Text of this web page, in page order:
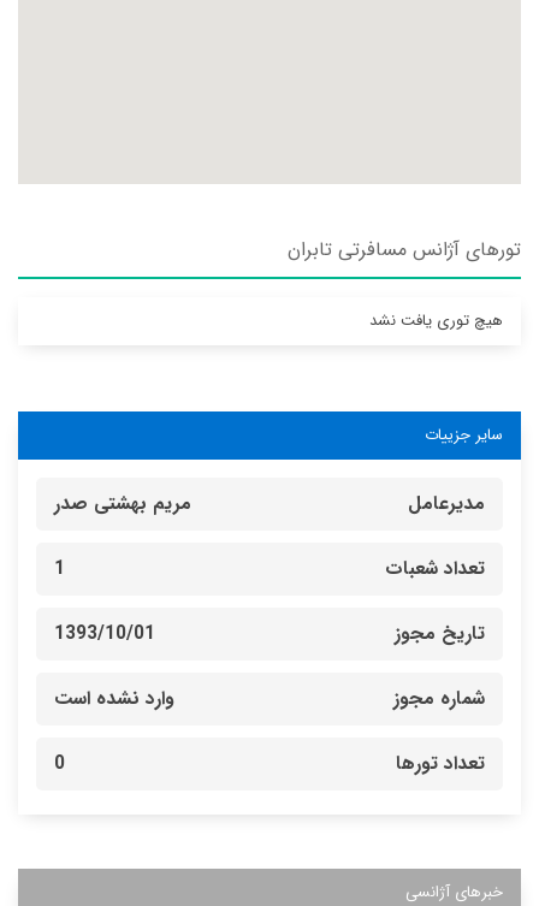
تورهای آژانس مسافرتی تابران
هیچ توری یافت نشد
سایر جزییات
مدیرعامل مریم بهشتی صدر
تعداد شعبات 1
تاریخ مجوز 1393/10/01
شماره مجوز وارد نشده است
تعداد تورها 0
خبرهای آژانسی